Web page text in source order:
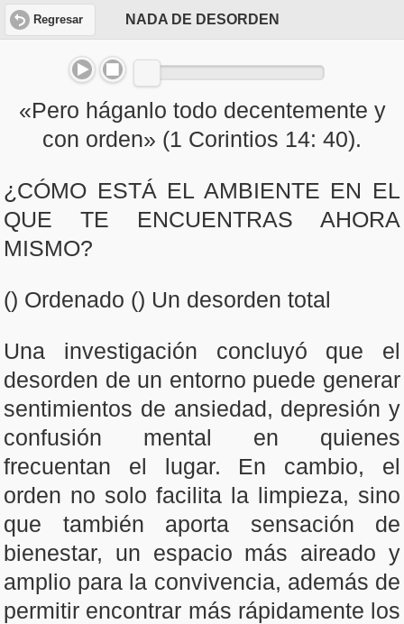
Regresar NADA DE DESORDEN
«Pero háganlo todo decentemente y
con orden» (1 Corintios 14: 40).
¿CÓMO ESTÁ EL AMBIENTE EN EL
QUE TE ENCUENTRAS AHORA
MISMO?
() Ordenado () Un desorden total
Una investigación concluyó que el
desorden de un entorno puede generar
sentimientos de ansiedad, depresión y
confusión mental en quienes
frecuentan el lugar. En cambio, el
orden no solo facilita la limpieza, sino
que también aporta sensación de
bienestar, un espacio más aireado y
amplio para la convivencia, además de
permitir encontrar más rápidamente los